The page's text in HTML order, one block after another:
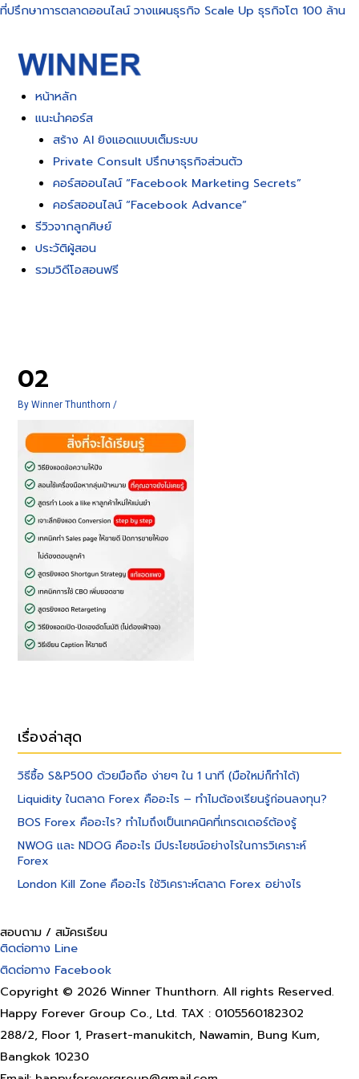
Skip
content
ที่ปรึกษาการตลาดออนไลน์ วางแผนธุรกิจ Scale Up ธุรกิจโต 100 ล้าน
หน้าหลัก
แนะนำคอร์ส
สร้าง AI ยิงแอดแบบเต็มระบบ
Private Consult ปรึกษาธุรกิจส่วนตัว
คอร์สออนไลน์ “Facebook Marketing Secrets”
คอร์สออนไลน์ “Facebook Advance”
รีวิวจากลูกศิษย์
ประวัติผู้สอน
รวมวิดีโอสอนฟรี
02
ByWinner Thunthorn /
เรื่องล่าสุด
วิธีซื้อ S&P500 ด้วยมือถือ ง่ายๆ ใน 1 นาที (มือใหม่ก็ทำได้)
Liquidity ในตลาด Forex คืออะไร – ทำไมต้องเรียนรู้ก่อนลงทุน?
BOS Forex คืออะไร? ทำไมถึงเป็นเทคนิคที่เทรดเดอร์ต้องรู้
NWOG และ NDOG คืออะไร มีประโยชน์อย่างไรในการวิเคราะห์
Forex
London Kill Zone คืออะไร ใช้วิเคราะห์ตลาด Forex อย่างไร
สอบถาม / สมัครเรียน
ติดต่อทาง Line
ติดต่อทาง Facebook
Copyright © 2026 Winner Thunthorn. All rights Reserved.
Happy Forever Group Co., Ltd. TAX : 0105560182302
288/2, Floor 1, Prasert-manukitch, Nawamin, Bung Kum,
Bangkok 10230